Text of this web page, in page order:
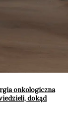
onkologiczna
dokąd